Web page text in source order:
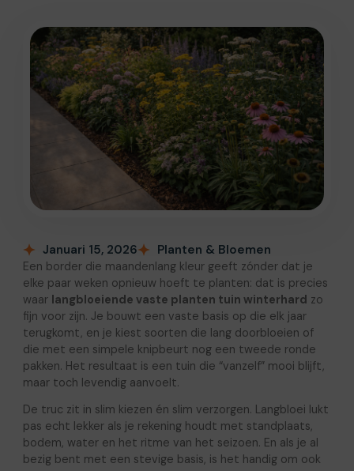
Januari 15, 2026 Planten & Bloemen
Een border die maandenlang kleur geeft zónder dat je
elke paar weken opnieuw hoeft te planten: dat is precies
waar langbloeiende vaste planten tuin winterhard zo
fijn voor zijn. Je bouwt een vaste basis op die elk jaar
terugkomt, en je kiest soorten die lang doorbloeien of
die met een simpele knipbeurt nog een tweede ronde
pakken. Het resultaat is een tuin die “vanzelf” mooi blijft,
maar toch levendig aanvoelt.
De truc zit in slim kiezen én slim verzorgen. Langbloei lukt
pas echt lekker als je rekening houdt met standplaats,
bodem, water en het ritme van het seizoen. En als je al
bezig bent met een stevige basis, is het handig om ook